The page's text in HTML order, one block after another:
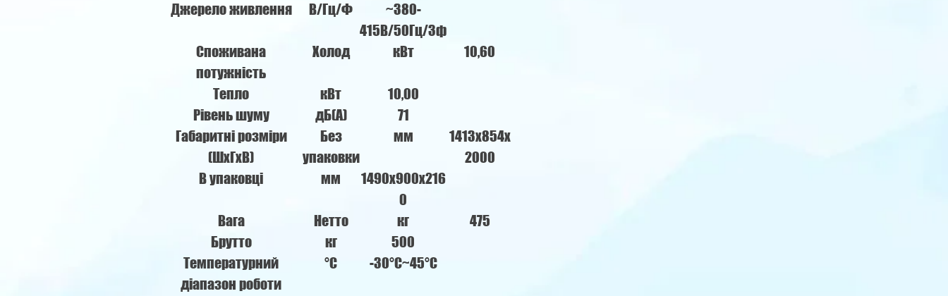
Джерело живлення
В/Гц/Ф
~380-
415В/50Гц/3ф
Споживана
потужність
Холод кВт 10,60
Тепло кВт
10,00
Рівень шуму
дБ(А)
71
Габаритні розміри
(ШхГхВ)
Без
упаковки
мм
1413х854х
2000
В упаковці
мм
1490х900х216
0
Вага
Нетто кг
475
Брутто
кг
500
Температурний
діапазон роботи
°С -30°C~45°C